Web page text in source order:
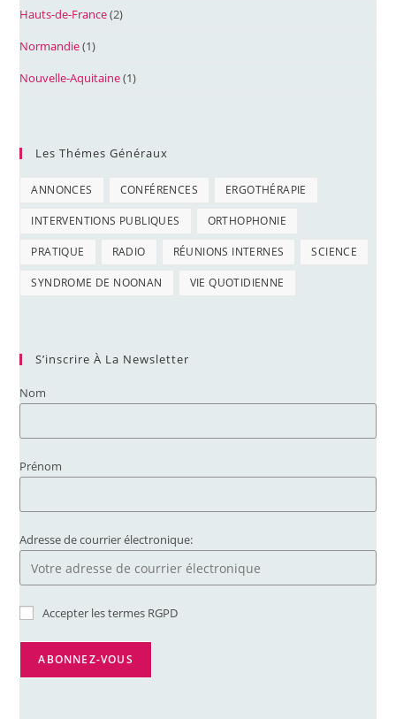
Hauts-de-France(2)
Normandie(1)
Nouvelle-Aquitaine(1)
Les Thémes Généraux
ANNONCES CONFÉRENCES ERGOTHÉRAPIE
INTERVENTIONS PUBLIQUES ORTHOPHONIE
PRATIQUE RADIO RÉUNIONS INTERNES SCIENCE
SYNDROME DE NOONAN VIE QUOTIDIENNE
S’inscrire À La Newsletter
Nom
Prénom
Adresse de courrier électronique:
Accepter les termes RGPD